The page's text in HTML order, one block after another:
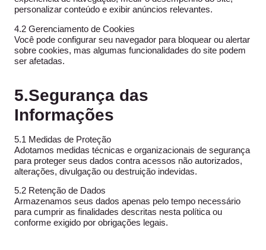
personalizar conteúdo e exibir anúncios relevantes.
4.2 Gerenciamento de Cookies
Você pode configurar seu navegador para bloquear ou alertar
sobre cookies, mas algumas funcionalidades do site podem
ser afetadas.
5.Segurança das
Informações
5.1 Medidas de Proteção
Adotamos medidas técnicas e organizacionais de segurança
para proteger seus dados contra acessos não autorizados,
alterações, divulgação ou destruição indevidas.
5.2 Retenção de Dados
Armazenamos seus dados apenas pelo tempo necessário
para cumprir as finalidades descritas nesta política ou
conforme exigido por obrigações legais.